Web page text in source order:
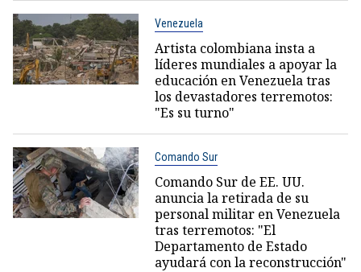
Venezuela
Artista colombiana insta a
líderes mundiales a apoyar la
educación en Venezuela tras
los devastadores terremotos:
"Es su turno"
Comando Sur
Comando Sur de EE. UU.
anuncia la retirada de su
personal militar en Venezuela
tras terremotos: "El
Departamento de Estado
ayudará con la reconstrucción"